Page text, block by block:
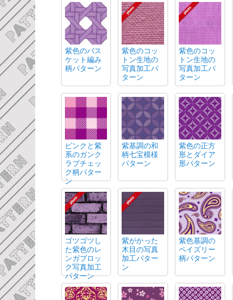
紫色のバス
ケット編み
柄パターン
紫色のコッ
トン生地の
写真加工パ
ターン
紫色のコッ
トン生地の
写真加工パ
ターン
ピンクと紫
系のガンク
ラブチェッ
ク柄パター
ン
紫基調の和
柄七宝模様
パターン
紫色の正方
形とダイア
形パターン
ゴツゴツし
た紫色のレ
ンガブロッ
ク写真加工
パターン
紫がかった
木目の写真
加工パター
ン
紫色基調の
ペイズリー
柄パターン